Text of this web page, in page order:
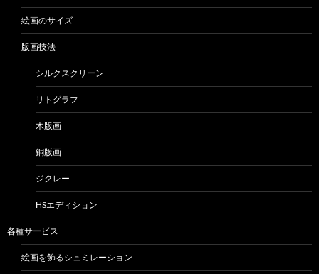
絵画のサイズ
版画技法
シルクスクリーン
リトグラフ
木版画
銅版画
ジクレー
HSエディション
各種サービス
絵画を飾るシュミレーション